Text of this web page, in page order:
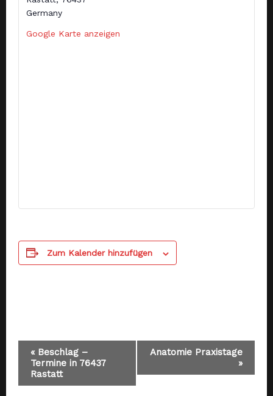
Germany
Google Karte anzeigen
Zum Kalender hinzufügen
Veranstaltung-
Navigation
«Beschlag –
Termine in 76437
Rastatt
Anatomie Praxistage
»